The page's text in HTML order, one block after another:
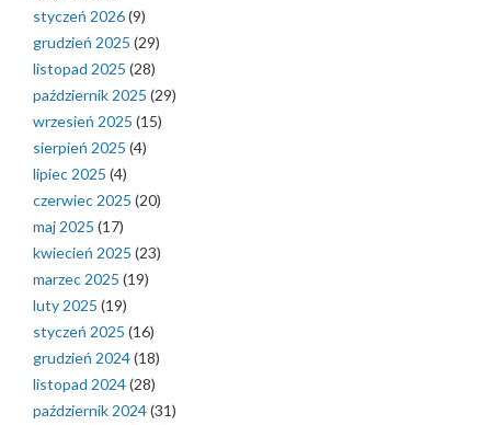
styczeń 2026(9)
grudzień 2025 (29)
listopad 2025 (28)
październik 2025 (29)
wrzesień 2025 (15)
sierpień 2025 (4)
lipiec 2025 (4)
czerwiec 2025 (20)
maj 2025 (17)
kwiecień 2025 (23)
marzec 2025 (19)
luty 2025 (19)
styczeń 2025 (16)
grudzień 2024(18)
listopad 2024(28)
październik 2024(31)